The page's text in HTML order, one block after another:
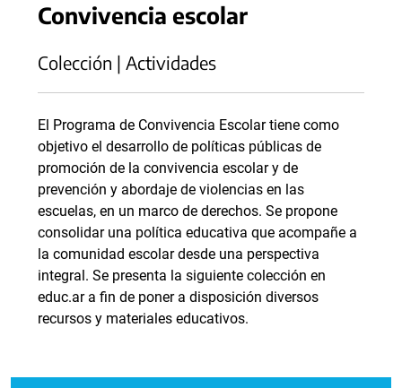
Convivencia escolar
Colección | Actividades
El Programa de Convivencia Escolar tiene como
objetivo el desarrollo de políticas públicas de
promoción de la convivencia escolar y de
prevención y abordaje de violencias en las
escuelas, en un marco de derechos. Se propone
consolidar una política educativa que acompañe a
la comunidad escolar desde una perspectiva
integral. Se presenta la siguiente colección en
educ.ar a fin de poner a disposición diversos
recursos y materiales educativos.